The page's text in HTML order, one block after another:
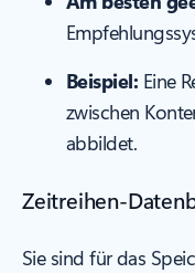
Beispiel: Eine
zwischen
abbildet.
Zeitreihen-
Sie sind für das